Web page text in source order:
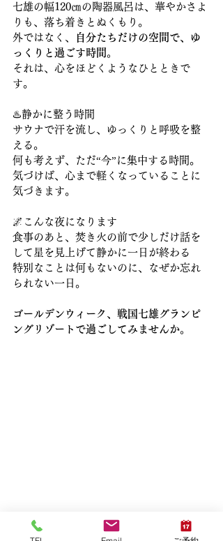
七雄の幅120㎝の陶器風呂は、華やかさよ
りも、落ち着きとぬくもり。
外ではなく、
自分たちだけの空間で、ゆ
っくりと過ごす時間。
それは、心をほどくようなひとときで
す。
♨️静かに整う時間
サウナで汗を流し、ゆっくりと呼吸を整
える。
何も考えず、ただ“今”に集中する時間。
気づけば、心まで軽くなっていることに
気づきます。
🌌こんな夜になります
食事のあと、焚き火の前で少しだけ話を
して星を見上げて静かに一日が終わる
特別なことは何もないのに、なぜか忘れ
られない一日。
ゴールデンウィーク、戦国七雄グランピ
ングリゾートで過ごしてみませんか。